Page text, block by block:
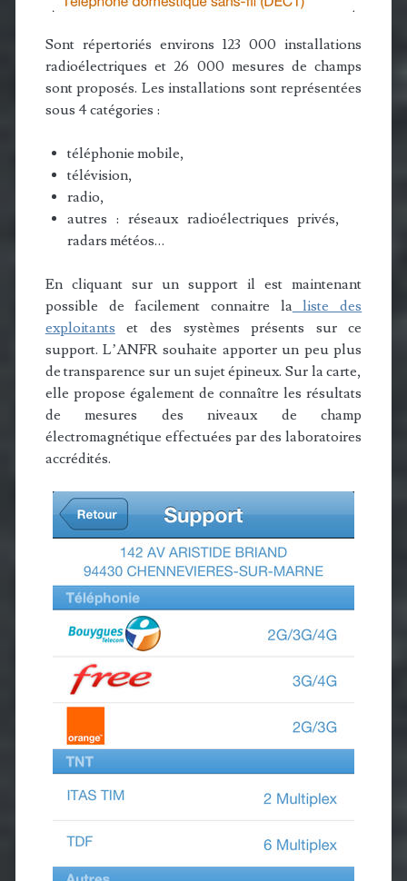
Sont répertoriés environs 123 000 installations
radioélectriques et 26 000 mesures de champs
sont proposés. Les installations sont représentées
sous 4 catégories :
téléphonie mobile,
télévision,
radio,
autres : réseaux radioélectriques privés,
radars météos…
En cliquant sur un support il est maintenant
possible de facilement connaitre laliste des
exploitants et des systèmes présents sur ce
support. L’ANFR souhaite apporter un peu plus
de transparence sur un sujet épineux. Sur la carte,
elle propose également de connaître les résultats
de mesures des niveaux de champ
électromagnétique effectuées par des laboratoires
accrédités.